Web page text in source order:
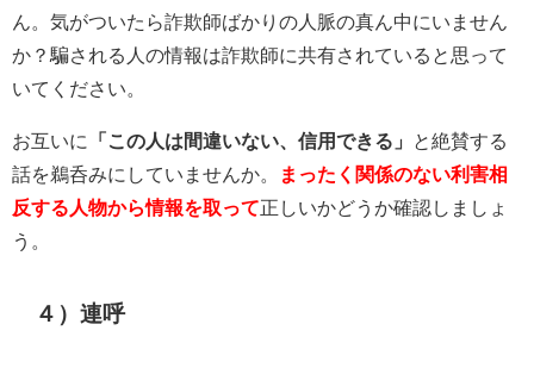
ん。気がついたら詐欺師ばかりの人脈の真ん中にいません
か？騙される人の情報は詐欺師に共有されていると思って
いてください。
お互いに 「この人は間違いない、信用できる」
と絶賛する
話を鵜呑みにしていませんか。
まったく関係のない利害相
反する人物から情報を取って正しいかどうか確認しましょ
う。
４）連呼